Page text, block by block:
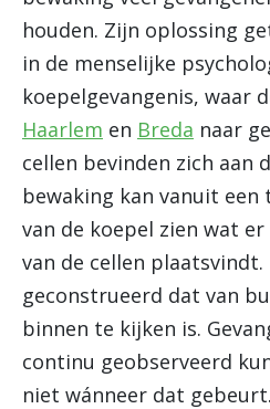
houden. Zijn oplossing
in de menselijke
koepelgevangenis, waar
Haarlem en Breda naar
cellen bevinden zich aan
bewaking kan vanuit
van de koepel zien wat
van de cellen
geconstrueerd dat van
binnen te kijken is.
continu geobserveerd
niet wánneer dat gebeurt.